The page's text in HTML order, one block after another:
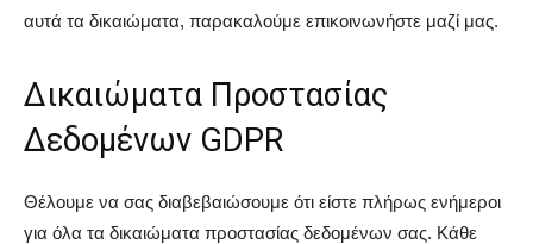
αυτά τα δικαιώματα, παρακαλούμε επικοινωνήστε μαζί μας.
Δικαιώματα Προστασίας
Δεδομένων GDPR
Θέλουμε να σας διαβεβαιώσουμε ότι είστε πλήρως ενήμεροι
για όλα τα δικαιώματα προστασίας δεδομένων σας. Κάθε